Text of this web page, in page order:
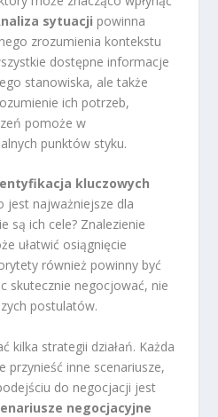
sytuacji powinna
zrozumienia kontekstu
dostępne informacje
stanowiska, ale także
ich potrzeb,
pomoże w
punktów styku.
kluczowych
jest najważniejsze dla
są ich cele? Znalezienie
ułatwić osiągnięcie
również powinny być
skutecznie negocjować, nie
postulatów.
kilka strategii działań. Każda
przynieść inne scenariusze,
do negocjacji jest
negocjacyjne